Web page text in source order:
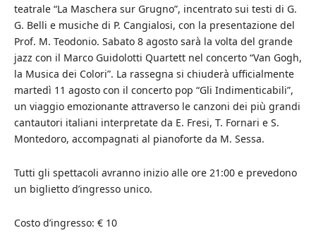
teatrale “La Maschera sur Grugno”, incentrato sui testi di G.
G. Belli e musiche di P. Cangialosi, con la presentazione del
Prof. M. Teodonio. Sabato 8 agosto sarà la volta del grande
jazz con il Marco Guidolotti Quartett nel concerto “Van Gogh,
la Musica dei Colori”. La rassegna si chiuderà ufficialmente
martedì 11 agosto con il concerto pop “Gli Indimenticabili”,
un viaggio emozionante attraverso le canzoni dei più grandi
cantautori italiani interpretate da E. Fresi, T. Fornari e S.
Montedoro, accompagnati al pianoforte da M. Sessa.
Tutti gli spettacoli avranno inizio alle ore 21:00 e prevedono
un biglietto d’ingresso unico.
Costo d’ingresso: € 10